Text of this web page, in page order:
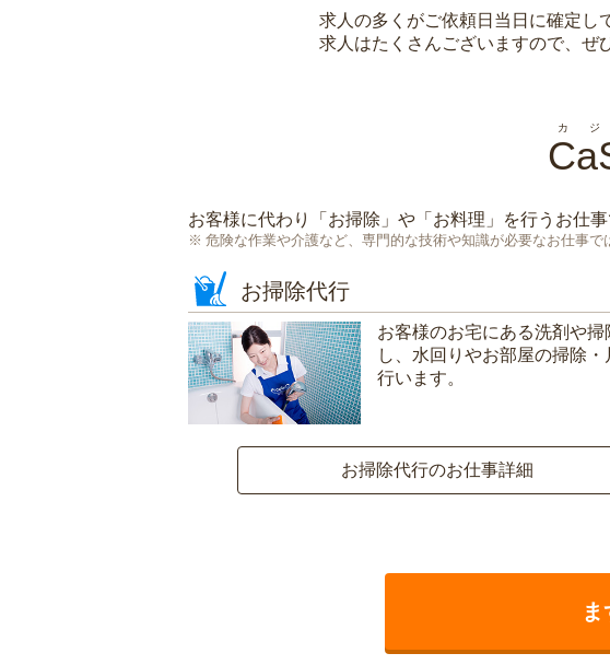
求人の多くがご依頼日当日に確定し
求人はたくさんございますので、ぜ
カジ
お客様に代わり「 お掃除 」や「 お料理 」を行うお仕
危険な作業や介護など、専門的な技術や知識が必要なお仕事で
お掃除代行
お客様のお宅にある洗剤や掃
し、水回りやお部屋の掃除
行います。
お掃除代行のお仕事詳細